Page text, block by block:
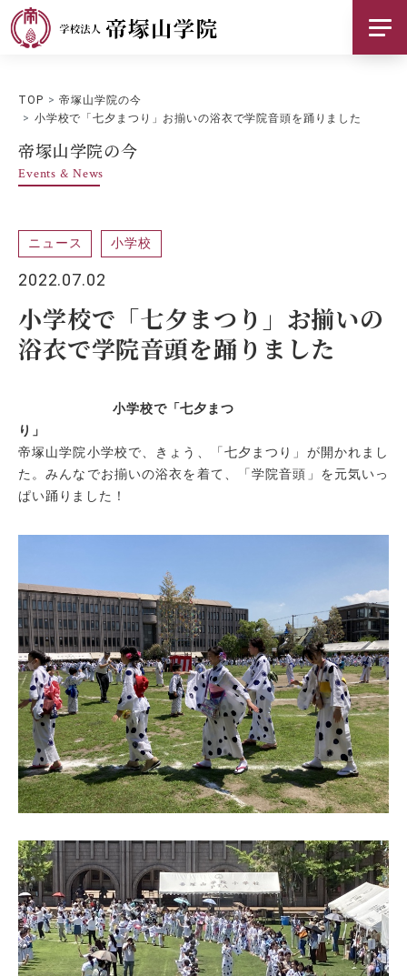
基本情報
お知らせ
ご支援のお願い
お問い合わせ
帝塚山学院通信
アーカイブ
証明書発行
サイトポリシー
TOP
帝塚山学院の今
小学校で「七夕まつり」お揃いの浴衣で学院音頭を踊りました
帝塚山学院の今
Events & News
ニュース 小学校
2022.07.02
小学校で「七夕まつり」お揃いの
浴衣で学院音頭を踊りました
小学校で「七夕まつ
り」
帝塚山学院小学校で、きょう、「七夕まつり」が開かれまし
た。みんなでお揃いの浴衣を着て、「学院音頭」を元気いっ
ぱい踊りました！